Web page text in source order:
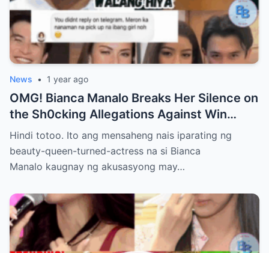
News • 1 year ago
OMG! Bianca Manalo Breaks Her Silence on
the Sh0cking Allegations Against Win
Gatchalian—What She Has to Say Will
Leave You Speechless!
Hindi totoo. Ito ang mensaheng nais iparating ng
beauty-queen-turned-actress na si Bianca
Manalo kaugnay ng akusasyong may…